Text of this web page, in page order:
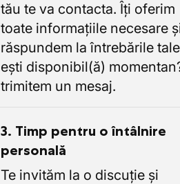
tău te va contacta. Îți oferim
toate informațiile necesare
răspundem la întrebările
ești disponibil(ă)
trimitem un mesaj.
3. Timp pentru o întâlnire
personală
Te invităm la o discuție și